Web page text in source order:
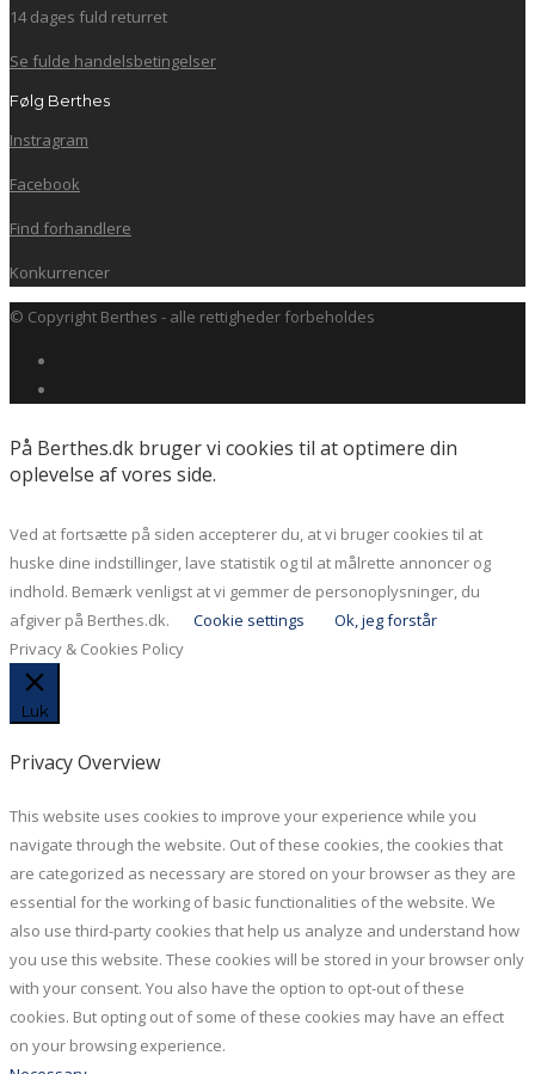
14 dages fuld returret
Se fulde handelsbetingelser
Følg Berthes
Instragram
Facebook
Find forhandlere
Konkurrencer
© Copyright Berthes - alle rettigheder forbeholdes
På Berthes.dk bruger vi cookies til at optimere din
oplevelse af vores side.
Ved at fortsætte på siden accepterer du, at vi bruger cookies til at
huske dine indstillinger, lave statistik og til at målrette annoncer og
indhold. Bemærk venligst at vi gemmer de personoplysninger, du
afgiver på Berthes.dk.
Cookie settings
Ok, jeg forstår
Privacy & Cookies Policy
Luk
Privacy Overview
This website uses cookies to improve your experience while you
navigate through the website. Out of these cookies, the cookies that
are categorized as necessary are stored on your browser as they are
essential for the working of basic functionalities of the website. We
also use third-party cookies that help us analyze and understand how
you use this website. These cookies will be stored in your browser only
with your consent. You also have the option to opt-out of these
cookies. But opting out of some of these cookies may have an effect
on your browsing experience.